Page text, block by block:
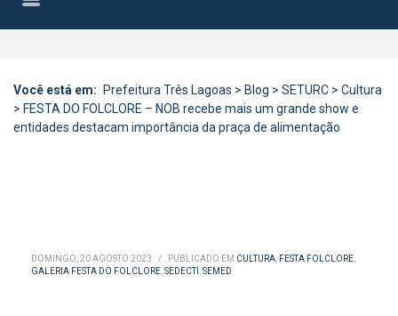
Você está em: Prefeitura Três Lagoas > Blog > SETURC > Cultura
> FESTA DO FOLCLORE – NOB recebe mais um grande show e
entidades destacam importância da praça de alimentação
DOMINGO, 20 AGOSTO 2023 / PUBLICADO EM CULTURA, FESTA FOLCLORE,
GALERIA FESTA DO FOLCLORE,SEDECTI ,SEMED